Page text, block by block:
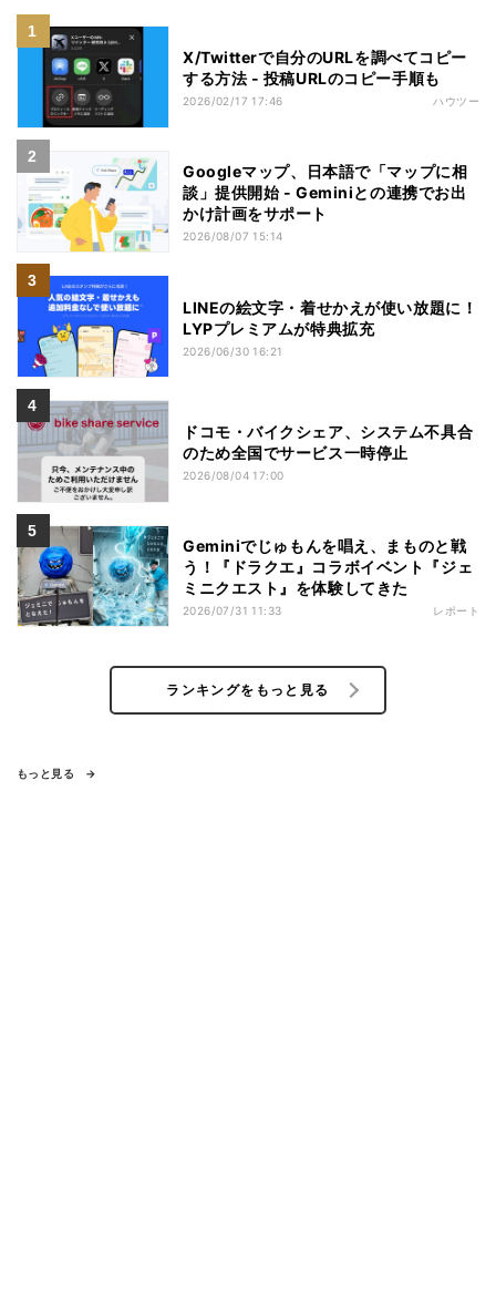
X/Twitterで自分のURLを調べてコピー
する方法 - 投稿URLのコピー手順も
2026/02/17 17:46 ハウツー
Googleマップ、日本語で「マップに相
談」提供開始 - Geminiとの連携でお出
かけ計画をサポート
2026/08/07 15:14
LINEの絵文字・着せかえが使い放題に！
LYPプレミアムが特典拡充
2026/06/30 16:21
ドコモ・バイクシェア、システム不具合
のため全国でサービス一時停止
2026/08/04 17:00
Geminiでじゅもんを唱え、まものと戦
う！『ドラクエ』コラボイベント『ジェ
ミニクエスト』を体験してきた
2026/07/31 11:33 レポート
ランキングをもっと見る
もっと見る